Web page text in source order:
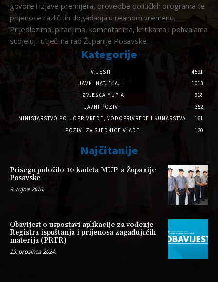
govore i izjave premijera, provedbe političkih programa te
prijenose različitih događanja u realnom vremenu.
Prijedlozima, pitanjima, komentarima, kritikama i pohvalama
sudjeluj i utječi na rad Županije Posavske.
Kategorije
VIJESTI
4591
JAVNI NATJEČAJI
1013
IZVJEŠĆA MUP-A
918
JAVNI POZIVI
352
MINISTARSTVO POLJOPRIVREDE, VODOPRIVREDE I ŠUMARSTVA
161
POZIVI ZA SJEDNICE VLADE
130
Najčitanije
Prisegu položilo 10 kadeta MUP-a Županije
Posavske
9. rujna 2016.
Obavijest o uspostavi aplikacije za vođenje
Registra ispuštanja i prijenosa zagađujućih
materija (PRTR)
19. prosinca 2024.